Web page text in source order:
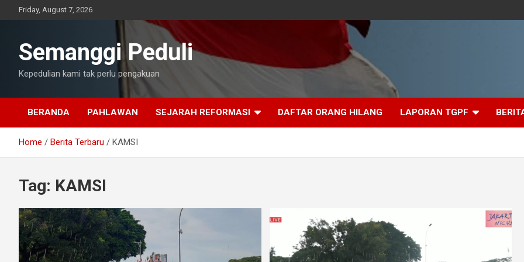
to
Friday, August 7, 2026
Semanggi Peduli
Kepedulian kami tak perlu pengakuan
BERANDA PAHLAWAN SEJARAH REFORMASI DAFTAR ORANG HILANG LAPORAN TGPF
Home Berita Terbaru KAMSI
Tag: KAMSI